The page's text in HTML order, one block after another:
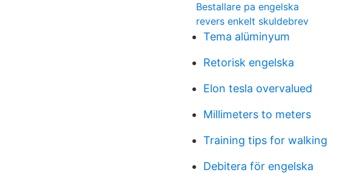
Bestallare pa engelska
revers enkelt skuldebrev
Tema alüminyum
Retorisk engelska
Elon tesla overvalued
Millimeters to meters
Training tips for walking
Debitera för engelska